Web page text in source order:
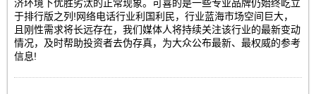
济环境下优胜劣汰的正常现象。可喜的是一些专业品牌仍始终屹立
于排行版之列!网络电话行业利国利民，行业蓝海市场空间巨大，
且刚性需求将长远存在，我们媒体人将持续关注该行业的最新变动
情况，及时帮助投资者去伪存真，为大众公布最新、最权威的参考
信息!